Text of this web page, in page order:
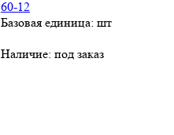
60-12
Базовая единица: шт
Наличие: под заказ